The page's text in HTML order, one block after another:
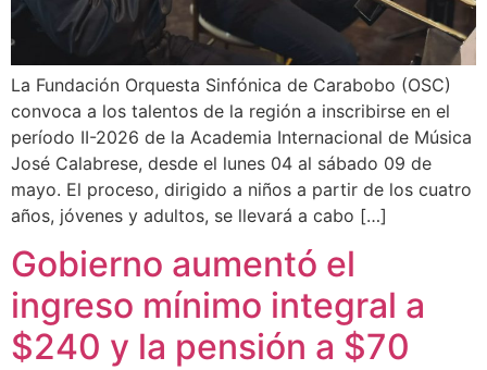
La Fundación Orquesta Sinfónica de Carabobo (OSC)
convoca a los talentos de la región a inscribirse en el
período II-2026 de la Academia Internacional de Música
José Calabrese, desde el lunes 04 al sábado 09 de
mayo. El proceso, dirigido a niños a partir de los cuatro
años, jóvenes y adultos, se llevará a cabo […]
Gobierno aumentó el
ingreso mínimo integral a
$240 y la pensión a $70